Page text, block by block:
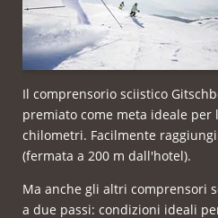
Il comprensorio sciistico
premiato come meta ideale per
chilometri. Facilmente
(fermata a 200 m dall'hotel).
Ma anche gli altri comprensori
a due passi: condizioni ideali